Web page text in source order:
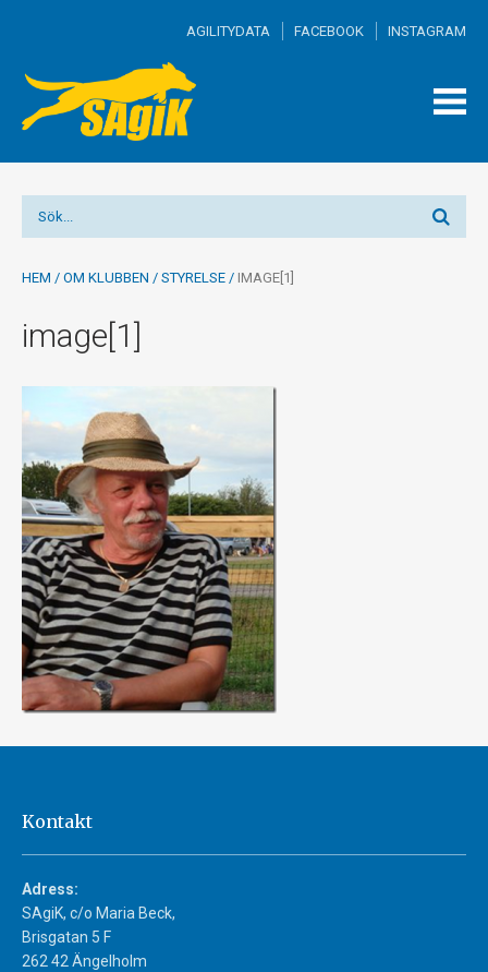
AGILITYDATA FACEBOOK INSTAGRAM
HEM / OM KLUBBEN / STYRELSE / IMAGE[1]
image[1]
Kontakt
Adress:
SAgiK, c/o Maria Beck,
Brisgatan 5 F
262 42 Ängelholm